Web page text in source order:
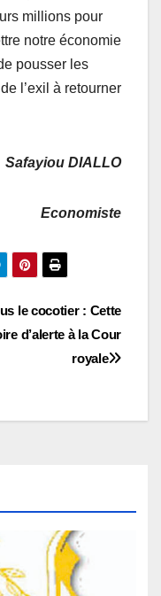
millions pour
notre économie
pousser les
l’exil à retourner
Safayiou DIALLO
Economiste
le cocotier : Cette
d’alerte à la Cour
royale